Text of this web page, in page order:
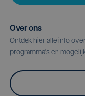
Over ons
Ontdek hier alle info
programma's en